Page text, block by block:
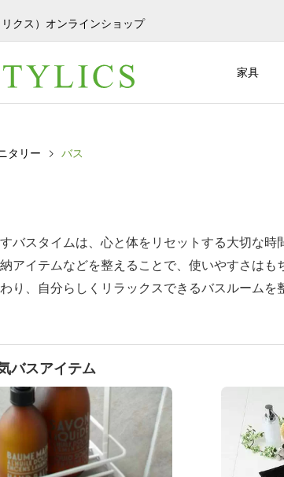
クス）オンラインショップ
家具
タリー バス
バスタイムは、心と体をリセットする大切な時
アイテムなどを整えることで、使いやすさは
り、自分らしくリラックスできるバスルームを
バスアイテム